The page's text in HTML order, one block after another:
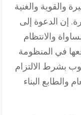
والقوية والغنية
إن الدعوة إلى
والانتظام
في المنظومة
بشرط الالتزام
والطابع البناء